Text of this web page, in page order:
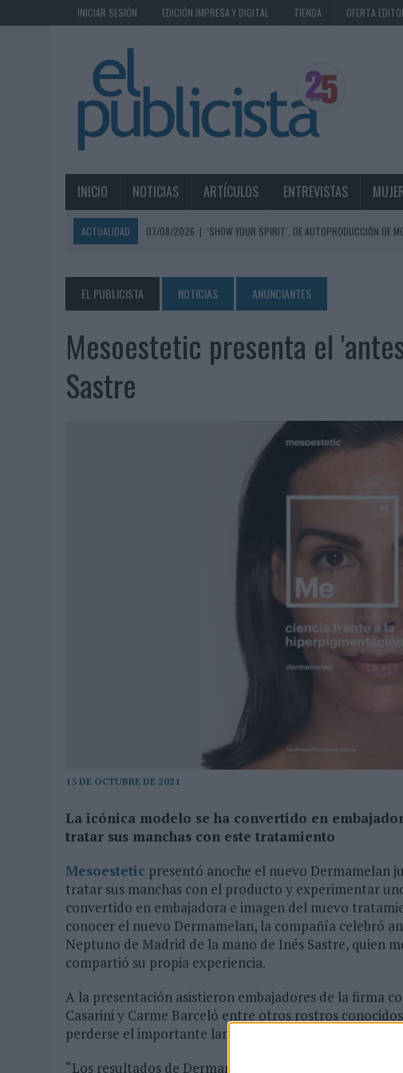
INICIAR SESIÓN EDICIÓN IMPRESA Y DIGITAL TIENDA OFERTA
INICIO NOTICIAS ARTÍCULOS ENTREVISTAS
ACTUALIDAD 07/08/2026 | ‘SHOW YOUR SPIRIT’, DE AUTOPRODUCCIÓN DE
07/08/2026 | MG SPIRIT RELANZA SU MARCA CON UNA ESTRATEGIA 360º
07/08/2026
PATRÓN CONVIERTE EL NUEVO SINGLE DE ARÓN PIPER EN UNA
07/08/2026
EL VERANO PONE A PRUEBA LA ESTRATEGIA DIGITAL DE LAS MARCAS
07/08/2026
‘LA VUELTA’, DE FENOMENAL PARA MÁLAGA CF
SIETE DE CADA DIEZ EMPRESAS ESPAÑOLAS NO INTEGRAN LA
LA TELEVISIÓN SIGUE LIDERANDO EL CONSUMO DE MEDIOS EN
SYSTEM1 NOMBRA A KIMBERLY BASTONI COMO NUEVA DIRECTORA
FRIGO Y UNIQLO LANZAN UNA COLECCIÓN PERSONALIZABLE
LA IA ESTÁ SUBIENDO EL LISTÓN DE LA CREATIVIDAD
BEON WORLDWIDE LANZA RAÍZ URBANA PARA TRANSFORMAR EL
FABRA COMUNICACIÓN INCORPORA A CASONÁ Y ASUME LA
LOPESAN HOTELS & RESORTS ACERCA EL PARAÍSO CANARIO EN SU
LUIS ARQUILLOS (BURGO DE ARIAS): “LA CONSTRUCCIÓN DE
‘ALEXIA PUTELLAS X GALAXY Z FOLD8 – SIN LÍMITES’, DE CHEIL
EL PUBLICISTA NOTICIAS ANUNCIANTES
Mesoestetic presenta el
Sastre
13 DE OCTUBRE DE 2021
La icónica modelo se ha convertido en
tratar sus manchas con este tratamiento
Mesoestetic presentó anoche el nuevo Dermamelan
tratar sus manchas con el producto y experimentar
convertido en embajadora e imagen del nuevo
conocer el nuevo Dermamelan, la compañía celebró
Neptuno de Madrid de la mano de Inés Sastre, quien
compartió su propia experiencia.
A la presentación asistieron embajadores de la firma
Casarini y Carme Barceló entre otros rostros
perderse el importante lanzamiento.
“Los resultados de Dermamelan me han parecido